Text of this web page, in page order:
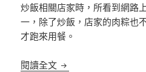
炒飯相關店家時，所看到網路
一，除了炒飯，店家的肉粽也
才跑來用餐。
閱讀全文 [新竹]黑隆美食 鄰近